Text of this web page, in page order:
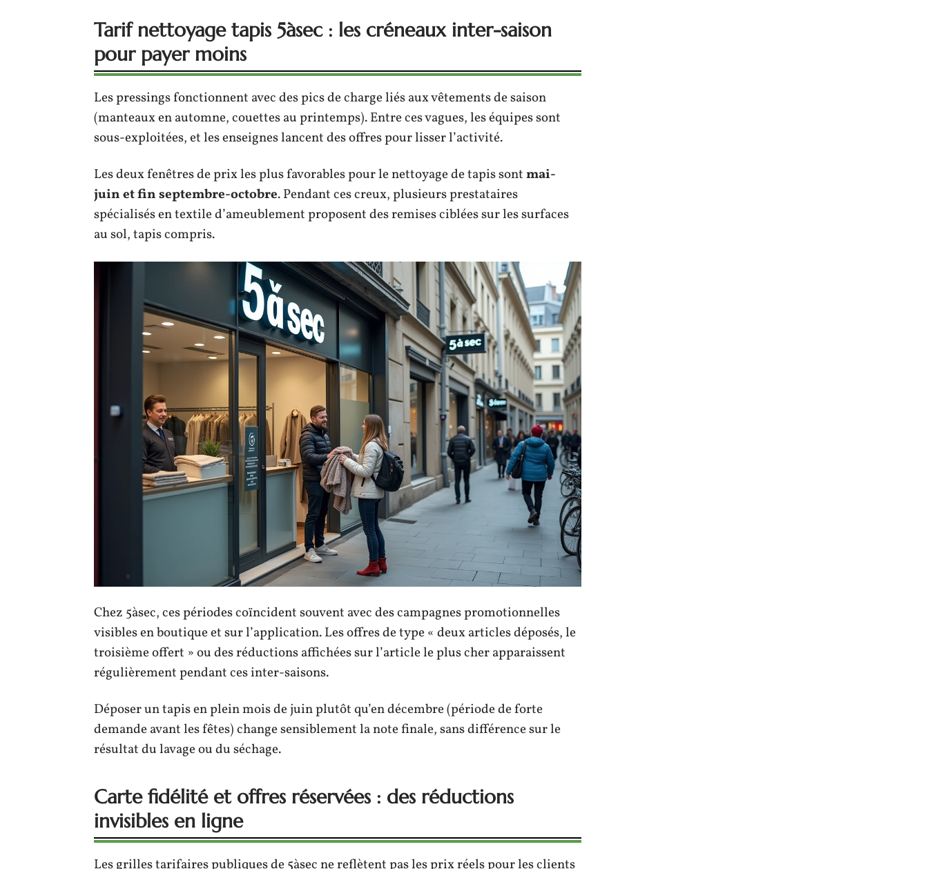
Tarif nettoyage tapis 5àsec : les créneaux inter-saison
pour payer moins
Les pressings fonctionnent avec des pics de charge liés aux vêtements de saison
(manteaux en automne, couettes au printemps). Entre ces vagues, les équipes sont
sous-exploitées, et les enseignes lancent des offres pour lisser l’activité.
Les deux fenêtres de prix les plus favorables pour le nettoyage de tapis sontmai-
juin et fin septembre-octobre. Pendant ces creux, plusieurs prestataires
spécialisés en textile d’ameublement proposent des remises ciblées sur les surfaces
au sol, tapis compris.
Chez 5àsec, ces périodes coïncident souvent avec des campagnes promotionnelles
visibles en boutique et sur l’application. Les offres de type « deux articles déposés, le
troisième offert » ou des réductions affichées sur l’article le plus cher apparaissent
régulièrement pendant ces inter-saisons.
Déposer un tapis en plein mois de juin plutôt qu’en décembre (période de forte
demande avant les fêtes) change sensiblement la note finale, sans différence sur le
résultat du lavage ou du séchage.
Carte fidélité et offres réservées : des réductions
invisibles en ligne
Les grilles tarifaires publiques de 5àsec ne reflètent pas les prix réels pour les clients